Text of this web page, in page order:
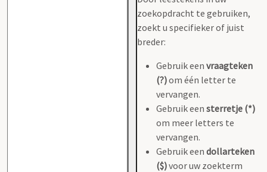
zoekopdracht te gebruiken,
zoekt u specifieker of juist
breder:
Gebruik een vraagteken
(?)om één letter te
vervangen.
Gebruik een sterretje (*)
om meer letters te
vervangen.
Gebruik een dollarteken
($)voor uw zoekterm